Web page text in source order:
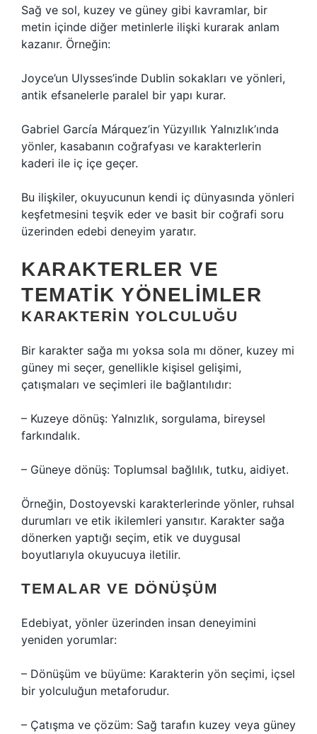
Sağ ve sol, kuzey ve güney gibi kavramlar, bir
metin içinde diğer metinlerle ilişki kurarak anlam
kazanır. Örneğin:
Joyce’un Ulysses’inde Dublin sokakları ve yönleri,
antik efsanelerle paralel bir yapı kurar.
Gabriel García Márquez’in Yüzyıllık Yalnızlık’ında
yönler, kasabanın coğrafyası ve karakterlerin
kaderi ile iç içe geçer.
Bu ilişkiler, okuyucunun kendi iç dünyasında yönleri
keşfetmesini teşvik eder ve basit bir coğrafi soru
üzerinden edebi deneyim yaratır.
KARAKTERLER VE
TEMATIK YÖNELIMLER
KARAKTERIN YOLCULUĞU
Bir karakter sağa mı yoksa sola mı döner, kuzey mi
güney mi seçer, genellikle kişisel gelişimi,
çatışmaları ve seçimleri ile bağlantılıdır:
– Kuzeye dönüş: Yalnızlık, sorgulama, bireysel
farkındalık.
– Güneye dönüş: Toplumsal bağlılık, tutku, aidiyet.
Örneğin, Dostoyevski karakterlerinde yönler, ruhsal
durumları ve etik ikilemleri yansıtır. Karakter sağa
dönerken yaptığı seçim, etik ve duygusal
boyutlarıyla okuyucuya iletilir.
TEMALAR VE DÖNÜŞÜM
Edebiyat, yönler üzerinden insan deneyimini
yeniden yorumlar:
– Dönüşüm ve büyüme: Karakterin yön seçimi, içsel
bir yolculuğun metaforudur.
– Çatışma ve çözüm: Sağ tarafın kuzey veya güney